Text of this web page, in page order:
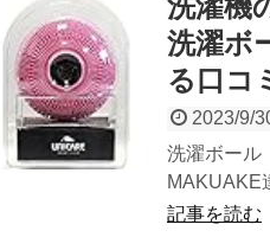
洗濯機
洗濯ボ
る口コ
2023/9/
洗濯ボール
MAKUAKE
記事を読む